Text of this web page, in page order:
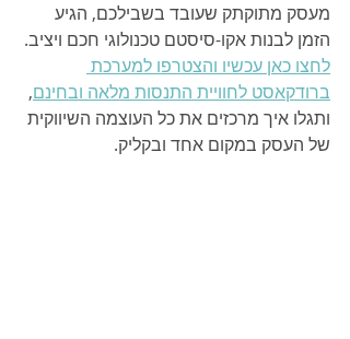
מעסק מתוקתק שעובד בשבילכם, הגיע
הזמן לבנות אקו-סיסטם טכנולוגי חכם ויציב.
לחצו כאן עכשיו והצטרפו למערכת
ברודקאסט לחוויית התנסות מלאה ובחינם,
ותגלו איך מרכזים את כל העוצמה השיווקית
של העסק במקום אחד ובקליק.